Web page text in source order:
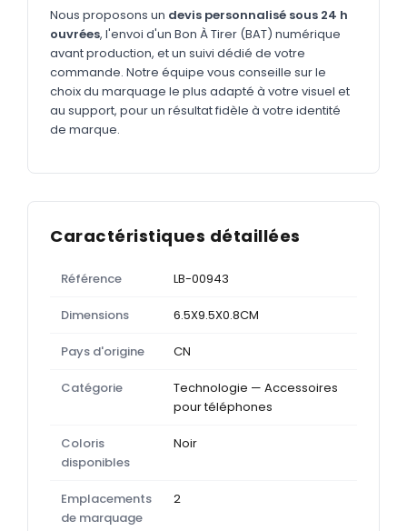
Sacs & voyages
Verres & déjeuner
Technologie
Vêtements
Outils & porte-clés
Cuisine
Nous proposons un devis personnalisé sous 24 h
ouvrées, l'envoi d'un Bon À Tirer (BAT) numérique
avant production, et un suivi dédié de votre
commande. Notre équipe vous conseille sur le
choix du marquage le plus adapté à votre visuel et
au support, pour un résultat fidèle à votre identité
de marque.
Caractéristiques détaillées
Référence LB-00943
Dimensions 6.5X9.5X0.8CM
Pays d'origine CN
Catégorie
Technologie — Accessoires
pour téléphones
Coloris
disponibles
Noir
Emplacements
de marquage
2